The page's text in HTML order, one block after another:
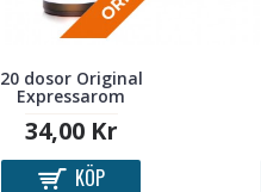
20 dosor Original
Expressarom
34,00 Kr
KÖP